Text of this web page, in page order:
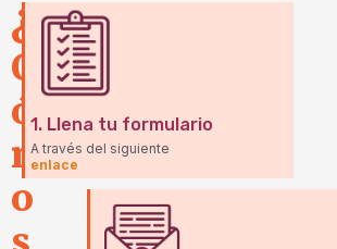
¿
C
ó
m
o
1. Llena tu formulario
A través del siguiente
enlace